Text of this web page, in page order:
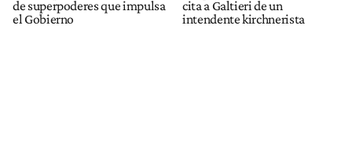
de superpoderes que impulsa
el Gobierno
cita a Galtieri de un
intendente kirchnerista